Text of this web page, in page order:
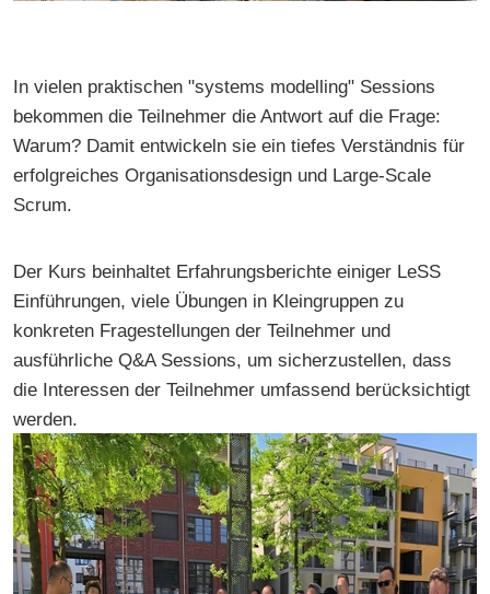
In vielen praktischen "systems modelling" Sessions
bekommen die Teilnehmer die Antwort auf die Frage:
Warum? Damit entwickeln sie ein tiefes Verständnis für
erfolgreiches Organisationsdesign und Large-Scale
Scrum.
Der Kurs beinhaltet Erfahrungsberichte einiger LeSS
Einführungen, viele Übungen in Kleingruppen zu
konkreten Fragestellungen der Teilnehmer und
ausführliche Q&A Sessions, um sicherzustellen, dass
die Interessen der Teilnehmer umfassend berücksichtigt
werden.